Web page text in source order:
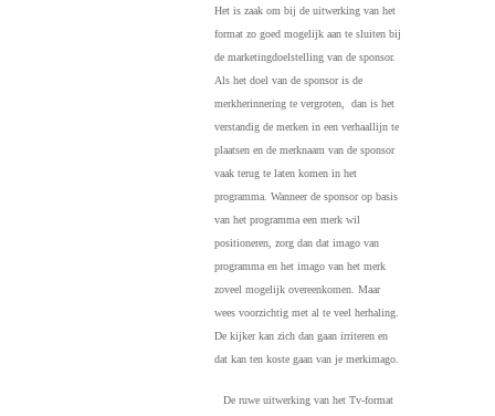
Het is zaak om bij de uitwerking van het
format zo goed mogelijk aan te sluiten bij
de marketingdoelstelling van de sponsor.
Als het doel van de sponsor is de
merkherinnering te vergroten,
dan is het
verstandig de merken in een verhaallijn te
plaatsen en de merknaam van de sponsor
vaak terug te laten komen in het
programma. Wanneer de sponsor op basis
van het programma een merk wil
positioneren, zorg dan dat imago van
programma en het imago van het merk
zoveel mogelijk overeenkomen. Maar
wees voorzichtig met al te veel herhaling.
De kijker kan zich dan gaan irriteren en
dat kan ten koste gaan van je merkimago.
De ruwe uitwerking van het Tv-format